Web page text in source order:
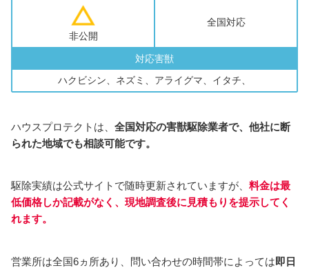
非公開
全国対応
対応害獣
ハクビシン、ネズミ、アライグマ、イタチ、
ハウスプロテクトは、 全国対応の害獣駆除業者で、他社に断
られた地域でも相談可能です。
駆除実績は公式サイトで随時更新されていますが、 料金は最
低価格しか記載がなく、 現地調査後に 見積もりを提示してく
れます。
営業所は全国6ヵ所あり、問い合わせの時間帯によっては即日